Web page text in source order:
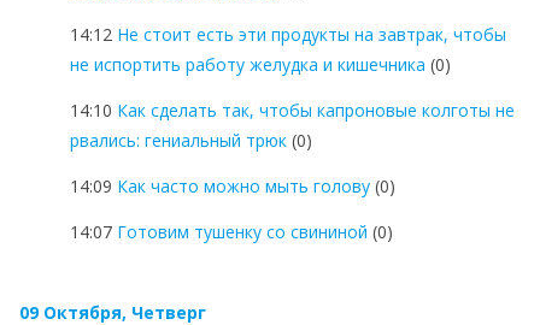
14:12 Не стоит есть эти продукты на завтрак, чтобы
не испортить работу желудка и кишечника (0)
14:10 Как сделать так, чтобы капроновые колготы не
рвались: гениальный трюк (0)
14:09 Как часто можно мыть голову (0)
14:07 Готовим тушенку со свининой (0)
09 Октября, Четверг